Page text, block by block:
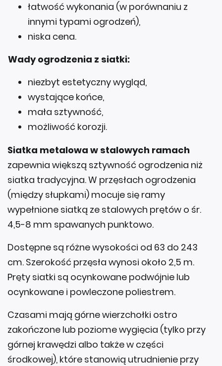
łatwość wykonania (w porównaniu z
innymi typami ogrodzeń),
niska cena.
Wady ogrodzenia z siatki:
niezbyt estetyczny wygląd,
wystające końce,
mała sztywność,
możliwość korozji.
Siatka metalowa w stalowych ramach
zapewnia większą sztywność ogrodzenia niż
siatka tradycyjna. W przęsłach ogrodzenia
(między słupkami) mocuje się ramy
wypełnione siatką ze stalowych prętów o śr.
4,5-8 mm spawanych punktowo.
Dostępne są różne wysokości od 63 do 243
cm. Szerokość przęsła wynosi około 2,5 m.
Pręty siatki są ocynkowane podwójnie lub
ocynkowane i powleczone poliestrem.
Czasami mają górne wierzchołki ostro
zakończone lub poziome wygięcia (tylko przy
górnej krawędzi albo także w części
środkowej), które stanowią utrudnienie przy